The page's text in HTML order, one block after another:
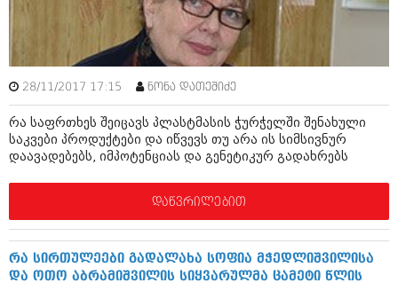
ივლისი 2012 (322)
ივნისი 2012 (282)
მაისი 2012 (240)
აპრილი 2012 (294)
იანვარი 2012 (322)
ნოემბერი 2011 (471)
ოქტომბერი 2011 (754)
სექტემბერი 2011 (407)
აგვისტო 2011 (249)
ივლისი 2011 (400)
ივნისი 2011 (438)
მაისი 2011 (415)
აპრილი 2011 (294)
მარტი 2011 (654)
28/11/2017 17:15 ნონა დათეშიძე
რა საფრთხეს შეიცავს პლასტმასის ჭურჭელში შენახული
საკვები პროდუქტები და იწვევს თუ არა ის სიმსივნურ
დაავადებებს, იმპოტენციას და გენეტიკურ გადახრებს
დაწვრილებით
რა სირთულეები გადალახა სოფია მჭედლიშვილისა
და ოთო აბრამიშვილის სიყვარულმა ცამეტი წლის